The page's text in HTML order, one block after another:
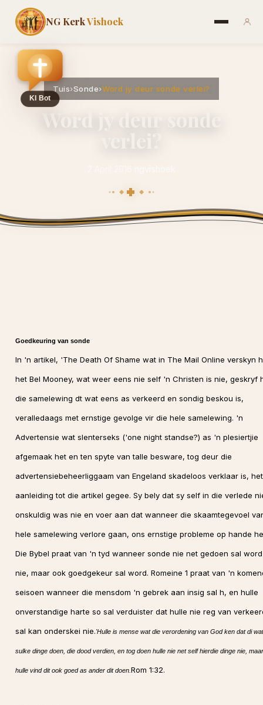
NG KerkVishoek
Tuis›Sonde›Word jy deur sonde verlei?
Goedkeuring van sonde
In 'n artikel, 'The Death Of Shame wat in The Mail Online verskyn
het Bel Mooney, wat weer eens nie self 'n Christen is nie, geskryf
die samelewing dt wat eens as verkeerd en sondig beskou is,
veralledaags met ernstige gevolge vir die hele samelewing. 'n
Advertensie wat slenterseks ('one night standse?) as 'n plesiertjie
afgemaak het en ten spyte van talle besware, tog deur die
advertensiebeheerliggaam van Engeland skadeloos verklaar is, het
aanleiding tot die artikel gegee. Sy bely dat sy self in die verlede
onskuldig was nie en voer aan dat wanneer die skaamtegevoel
hele samelewing verlore gaan, ons ernstige probleme op hande
Die Bybel praat van 'n tyd wanneer sonde nie net gedoen sal word
nie, maar ook goedgekeur sal word. Romeine 1 praat van 'n
seisoen wanneer die mensdom 'n gebrek aan insig sal h, en hulle
onverstandige harte so sal verduister dat hulle nie reg van
sal kan onderskei nie.'Hulle is mense wat die verordening van God ken dat di wat
sulke dinge doen, die dood verdien, en tog doen hulle nie net self hierdie dinge nie, maar
hulle vind dit ook goed as ander dit doen. Rom 1:32.